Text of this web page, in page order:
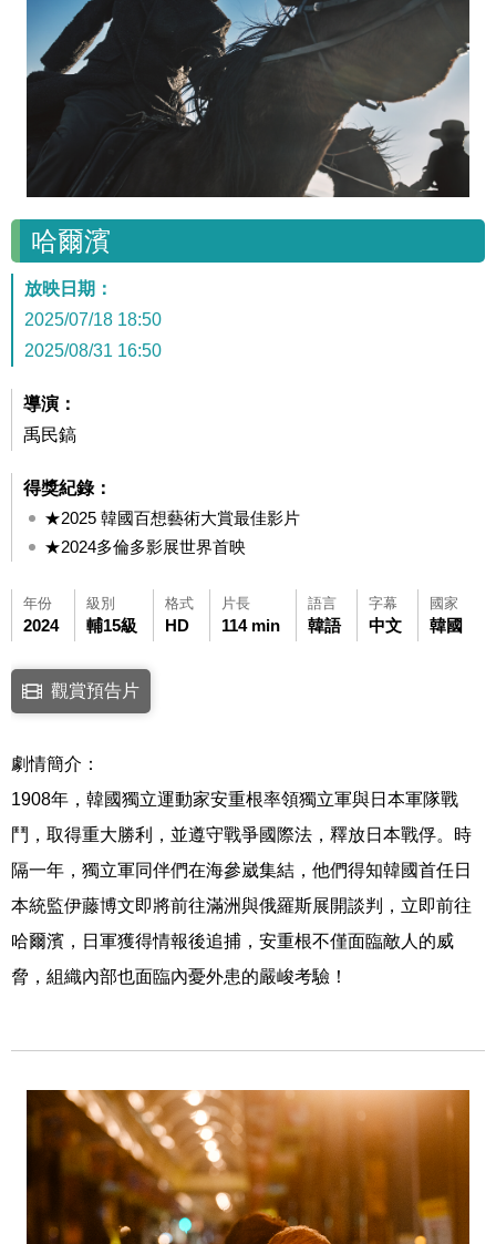
哈爾濱
放映日期：
2025/07/18 18:50
2025/08/31 16:50
導演：
禹民鎬
得獎紀錄：
★2025 韓國百想藝術大賞最佳影片
★2024多倫多影展世界首映
年份
2024
級別
輔15級
格式
HD
片長
114 min
語言
韓語
字幕
中文
國家
韓國
點擊下列連結開啟視窗後，可使用鍵盤Tab鍵移至影片中央播放鍵，再
連結至Youtube網站觀看此影片(開新視窗)
觀賞預告片
劇情簡介：
1908年，韓國獨立運動家安重根率領獨立軍與日本軍隊戰
鬥，取得重大勝利，並遵守戰爭國際法，釋放日本戰俘。時
隔一年，獨立軍同伴們在海參崴集結，他們得知韓國首任日
本統監伊藤博文即將前往滿洲與俄羅斯展開談判，立即前往
哈爾濱，日軍獲得情報後追捕，安重根不僅面臨敵人的威
脅，組織內部也面臨內憂外患的嚴峻考驗！